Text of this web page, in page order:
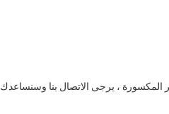
المكسورة ، يرجى الاتصال بنا وسنساعدك